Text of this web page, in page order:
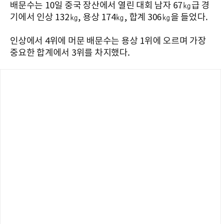
배문수는 10일 중국 장산에서 열린 대회 남자 67㎏급 경
기에서 인상 132㎏, 용상 174㎏, 합계 306㎏을 들었다.
인상에서 4위에 머문 배문수는 용상 1위에 오르며 가장
중요한 합계에서 3위를 차지했다.